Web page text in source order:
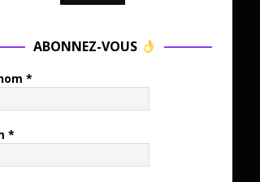
ABONNEZ-VOUS
*
*